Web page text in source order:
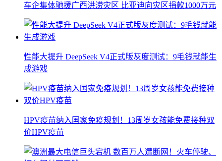
车企集体驰援广西洪涝灾区 比亚迪向灾区捐款1000万元
性能大提升 DeepSeek V4正式版灰度测试：9毛钱就能生
成游戏
HPV疫苗纳入国家免疫规划！13周岁女孩能免费接种双
价HPV疫苗